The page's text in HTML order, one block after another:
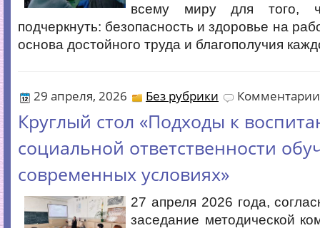
всему миру для того,
подчеркнуть: безопасность и здоровье на
основа достойного труда и благополучия
29 апреля, 2026 Без рубрики Комментарии
Круглый стол «Подходы к
социальной ответственности
современных условиях»
27 апреля 2026 года,
заседание методической